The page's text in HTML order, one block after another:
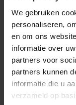
We gebruiken
personaliseren,
en om ons
informatie over
partners voor
partners kunnen
informatie die u
verzameld op